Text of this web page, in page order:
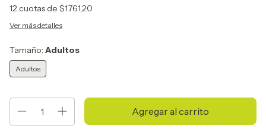
12cuotas de $1.761,20
Ver más detalles
Tamaño: Adultos
Adultos